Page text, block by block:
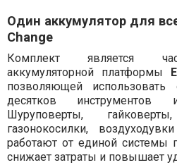
Один аккумулятор для
Change
Комплект является
аккумуляторной платформы
позволяющей
десятков
Шуруповерты,
газонокосилки,
работают от единой системы
снижает затраты и повышает